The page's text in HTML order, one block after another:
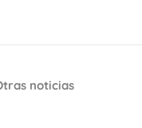
noticias